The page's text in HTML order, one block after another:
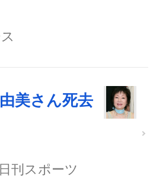
美さん死去
日刊スポーツ